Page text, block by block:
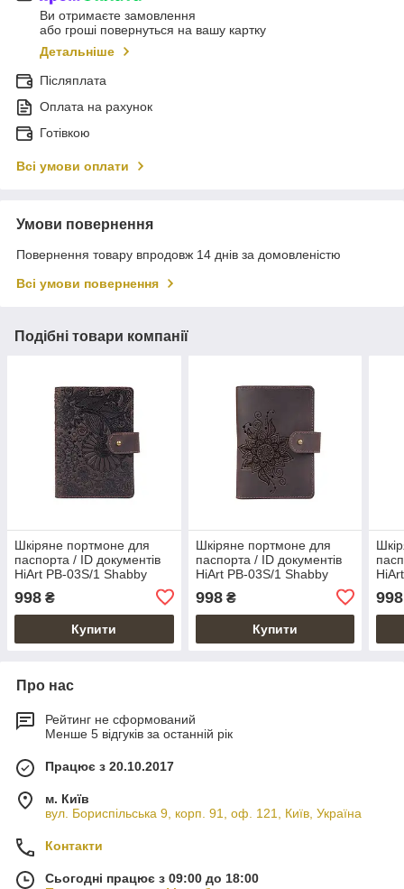
Ви отримаєте замовлення
або гроші повернуться на вашу картку
Детальніше
Післяплата
Оплата на рахунок
Готівкою
Всі умови оплати
Умови повернення
Повернення товару впродовж 14 днів за домовленістю
Всі умови повернення
Подібні товари компанії
Шкіряне портмоне для
паспорта / ID документів
HiArt PB-03S/1 Shabby
Gavana Brown "Mehendi
Art"
998 ₴
Купити
Шкіряне портмоне для
паспорта / ID документів
HiArt PB-03S/1 Shabby
Gavana Brown "Mehendi
Classic"
998₴
Купити
998
Про нас
Рейтинг не сформований
Менше 5 відгуків за останній рік
Працює з 20.10.2017
м. Київ
вул. Бориспільська 9, корп. 91, оф. 121, Київ, Україна
Контакти
Сьогодні працює з 09:00 до 18:00